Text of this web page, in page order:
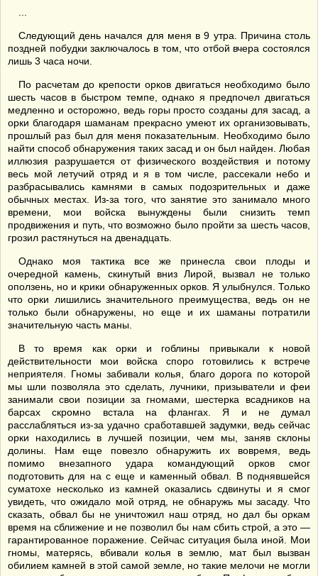
Следующий день начался для меня в 9 утра. Причина столь
поздней побудки заключалось в том, что отбой вчера состоялся
лишь 3 часа ночи.
По расчетам до крепости орков двигаться необходимо было
шесть часов в быстром темпе, однако я предпочел двигаться
медленно и осторожно, ведь горы просто созданы для засад, а
орки благодаря шаманам прекрасно умеют их организовывать,
прошлый раз был для меня показательным. Необходимо было
найти способ обнаружения таких засад и он был найден. Любая
иллюзия разрушается от физического воздействия и потому
весь мой летучий отряд и я в том числе, рассекали небо и
разбрасывались камнями в самых подозрительных и даже
обычных местах. Из-за того, что занятие это занимало много
времени, мои войска вынуждены были снизить темп
продвижения и путь, что возможно было пройти за шесть часов,
грозил растянуться на двенадцать.
Однако моя тактика все же принесла свои плоды и
очередной камень, скинутый вниз Лирой, вызвал не только
оползень, но и крики обнаруженных орков. Я улыбнулся. Только
что орки лишились значительного преимущества, ведь он не
только были обнаружены, но еще и их шаманы потратили
значительную часть маны.
В то время как орки и гоблины привыкали к новой
действительности мои войска споро готовились к встрече
неприятеля. Гномы забивали колья, благо дорога по которой
мы шли позволяла это сделать, лучники, призыватели и феи
занимали свои позиции за гномами, шестерка всадников на
барсах скромно встала на флангах. Я и не думал
расслабляться из-за удачно сработавшей задумки, ведь сейчас
орки находились в лучшей позиции, чем мы, заняв склоны
долины. Нам еще повезло обнаружить их вовремя, ведь
помимо внезапного удара командующий орков смог
подготовить для на с еще и каменный обвал. В поднявшейся
суматохе несколько из камней оказались сдвинуты и я смог
увидеть, что ожидало мой отряд, не обнаружь мы засаду. Что
сказать, обвал бы не уничтожил наш отряд, но дал бы оркам
время на сближение и не позволил бы нам сбить строй, а это —
гарантированное поражение. Сейчас ситуация была иной. Мои
гномы, матерясь, вбивали колья в землю, мат был вызван
обилием камней в этой самой земле, но такие мелочи не могли